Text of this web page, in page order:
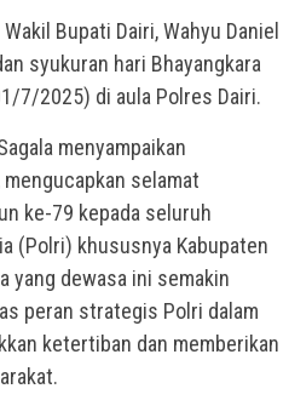
Wakil Bupati Dairi, Wahyu Daniel
syukuran hari Bhayangkara
7/2025) di aula Polres Dairi.
menyampaikan
selamat
ke-79 kepada seluruh
(Polri) khususnya Kabupaten
yang dewasa ini semakin
peran strategis Polri dalam
ketertiban dan memberikan